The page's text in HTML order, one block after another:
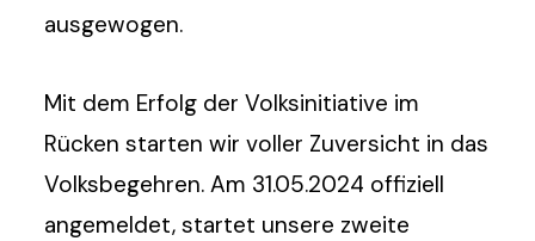
ausgewogen.
Mit dem Erfolg der Volksinitiative im
Rücken starten wir voller Zuversicht in das
Volksbegehren. Am 31.05.2024 offiziell
angemeldet, startet unsere zweite